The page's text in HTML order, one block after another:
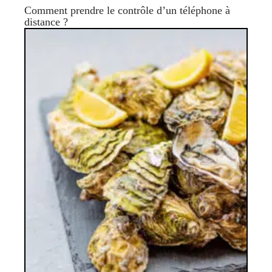
Comment prendre le contrôle d’un téléphone à
distance ?